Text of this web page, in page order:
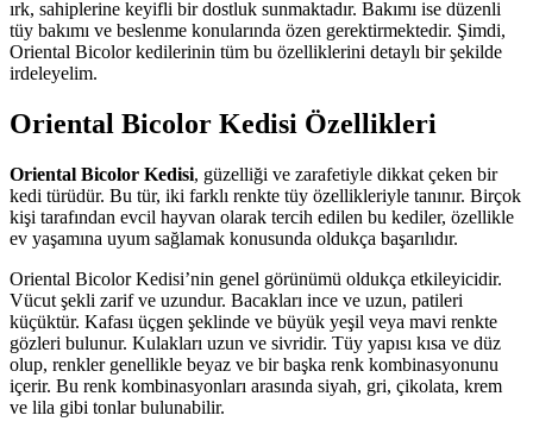
ırk, sahiplerine keyifli bir dostluk sunmaktadır. Bakımı ise düzenli
tüy bakımı ve beslenme konularında özen gerektirmektedir. Şimdi,
Oriental Bicolor kedilerinin tüm bu özelliklerini detaylı bir şekilde
irdeleyelim.
Oriental Bicolor Kedisi Özellikleri
Oriental Bicolor Kedisi, güzelliği ve zarafetiyle dikkat çeken bir
kedi türüdür. Bu tür, iki farklı renkte tüy özellikleriyle tanınır. Birçok
kişi tarafından evcil hayvan olarak tercih edilen bu kediler, özellikle
ev yaşamına uyum sağlamak konusunda oldukça başarılıdır.
Oriental Bicolor Kedisi’nin genel görünümü oldukça etkileyicidir.
Vücut şekli zarif ve uzundur. Bacakları ince ve uzun, patileri
küçüktür. Kafası üçgen şeklinde ve büyük yeşil veya mavi renkte
gözleri bulunur. Kulakları uzun ve sivridir. Tüy yapısı kısa ve düz
olup, renkler genellikle beyaz ve bir başka renk kombinasyonunu
içerir. Bu renk kombinasyonları arasında siyah, gri, çikolata, krem
ve lila gibi tonlar bulunabilir.